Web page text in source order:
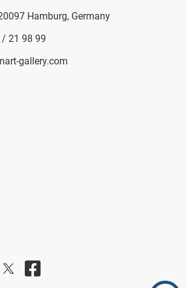
Hamburg, Germany
21 98 99
gallery.com